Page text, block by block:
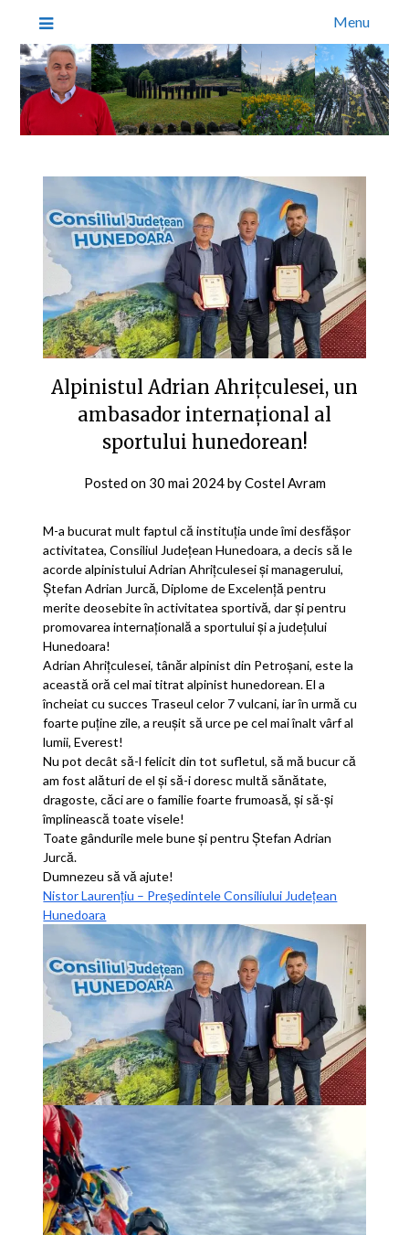
Menu
Alpinistul Adrian Ahrițculesei, un
ambasador internațional al
sportului hunedorean!
Posted on 30 mai 2024byCostel Avram
M-a bucurat mult faptul că instituția unde îmi desfășor
activitatea, Consiliul Județean Hunedoara, a decis să le
acorde alpinistului Adrian Ahrițculesei și managerului,
Ștefan Adrian Jurcă, Diplome de Excelență pentru
merite deosebite în activitatea sportivă, dar și pentru
promovarea internațională a sportului și a județului
Hunedoara!
Adrian Ahrițculesei, tânăr alpinist din Petroșani, este la
această oră cel mai titrat alpinist hunedorean. El a
încheiat cu succes Traseul celor 7 vulcani, iar în urmă cu
foarte puține zile, a reușit să urce pe cel mai înalt vârf al
lumii, Everest!
Nu pot decât să-l felicit din tot sufletul, să mă bucur că
am fost alături de el și să-i doresc multă sănătate,
dragoste, căci are o familie foarte frumoasă, și să-și
împlinească toate visele!
Toate gândurile mele bune și pentru Ștefan Adrian
Jurcă.
Dumnezeu să vă ajute!
Nistor Laurențiu – Președintele Consiliului Județean
Hunedoara